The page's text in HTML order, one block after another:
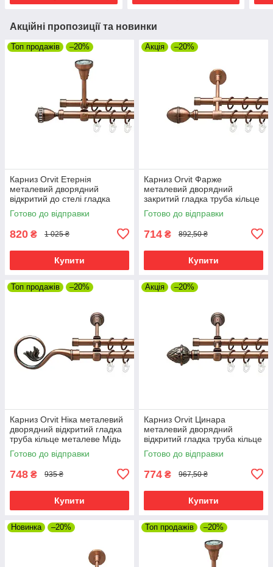
Акційні пропозиції та новинки
Топ продажів –20%
Карниз Orvit Етернія
металевий дворядний
відкритий до стелі гладка
труба кільце металеве Мідь
16\16 мм 120 см (00-
Готово до відправки
820 ₴ 1 025 ₴
Купити
Акція –20%
Карниз Orvit Фарже
металевий дворядний
закритий гладка труба кільце
металеве Мідь 16\16 мм 120
см (00-00019999)
Готово до відправки
714 ₴ 892,50 ₴
Купити
Топ продажів –20%
Карниз Orvit Ніка металевий
дворядний відкритий гладка
труба кільце металеве Мідь
16\16 мм 120 см (00-
00020672)
Готово до відправки
748 ₴ 935 ₴
Купити
Акція –20%
Карниз Orvit Цинара
металевий дворядний
відкритий гладка труба кільце
металеве Мідь 16\16 мм 120
см (00-00020770)
Готово до відправки
774 ₴ 967,50 ₴
Купити
Новинка –20% Топ продажів –20%